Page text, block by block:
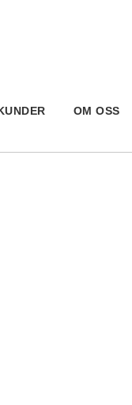
OM OSS